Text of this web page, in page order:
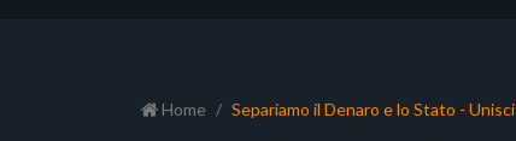
Home Separiamo il Denaro e lo Stato -